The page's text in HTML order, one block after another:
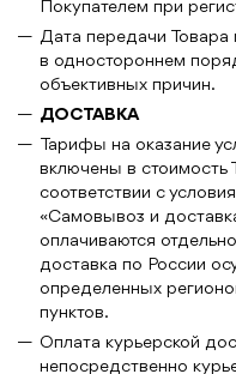
Покупателем при
Дата передачи
в одностороннем
объективных причин.
ДОСТАВКА
Тарифы на оказание
включены в стоимость
соответствии с
«Самовывоз и
оплачиваются
доставка по России
определенных
пунктов.
Оплата курьерской
непосредственно